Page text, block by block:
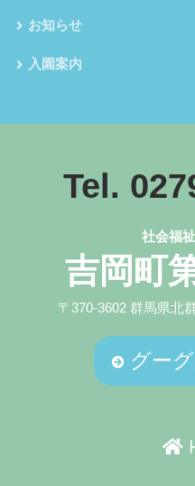
お知らせ
入園案内
Tel.
社会福
吉岡町
〒370-3602 群馬県北
グー